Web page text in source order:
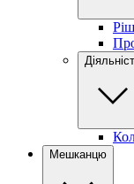
Мешканцю